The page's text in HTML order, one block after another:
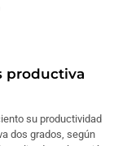
productiva
su productividad
dos grados, según